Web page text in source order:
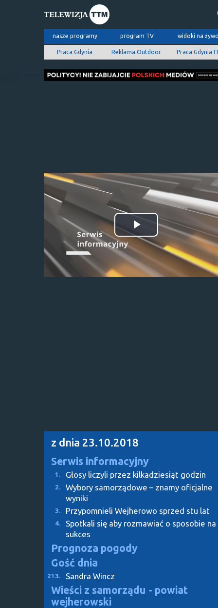
nasze programy program TV widoki na
Praca Gdynia Reklama Outdoor Praca Gdynia
Odtwórz
wideo
z dnia 23.10.2018
Serwis informacyjny
1. Głosy liczyli przez kilkadziesiąt godzin
2.
Wybory samorządowe – znamy oficjalne
wyniki
3. Przypomnieli Wejherowo sprzed stu lat
4.
Spotkali się aby rozmawiać o sposobie na
sukces
Prognoza pogody
Gość dnia
213. Sandra Wincz
Wieści z samorządu - powiat
wejherowski